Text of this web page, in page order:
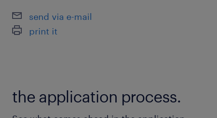
休日休暇
土日祝日
9:00-17:30（実働7時間30分・休憩60分）
send via e-mail
print it
the application process.